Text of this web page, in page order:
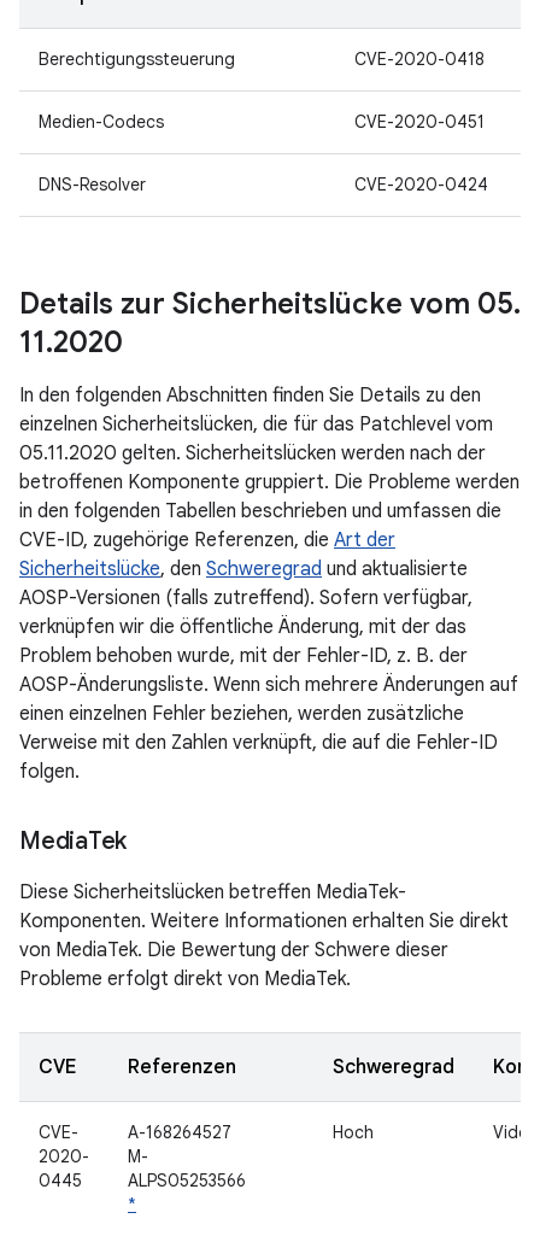
Berechtigungssteuerung CVE-2020-0418
Medien-Codecs CVE-2020-0451
DNS-Resolver CVE-2020-0424
Details zur Sicherheitslücke vom 05.
11.2020
In den folgenden Abschnitten finden Sie Details zu den
einzelnen Sicherheitslücken, die für das Patchlevel vom
05.11.2020 gelten. Sicherheitslücken werden nach der
betroffenen Komponente gruppiert. Die Probleme werden
in den folgenden Tabellen beschrieben und umfassen die
CVE-ID, zugehörige Referenzen, die Art der
Sicherheitslücke, den Schweregrad und aktualisierte
AOSP-Versionen (falls zutreffend). Sofern verfügbar,
verknüpfen wir die öffentliche Änderung, mit der das
Problem behoben wurde, mit der Fehler-ID, z. B. der
AOSP-Änderungsliste. Wenn sich mehrere Änderungen auf
einen einzelnen Fehler beziehen, werden zusätzliche
Verweise mit den Zahlen verknüpft, die auf die Fehler-ID
folgen.
MediaTek
Diese Sicherheitslücken betreffen MediaTek-
Komponenten. Weitere Informationen erhalten Sie direkt
von MediaTek. Die Bewertung der Schwere dieser
Probleme erfolgt direkt von MediaTek.
CVE Referenzen Schweregrad
CVE-
2020-
0445
A-168264527
M-
ALPS05253566
*
Hoch